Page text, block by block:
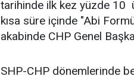
tarihinde ilk kez yüzde 10
kısa süre içinde "Abi
akabinde CHP Genel
SHP-CHP dönemlerinde